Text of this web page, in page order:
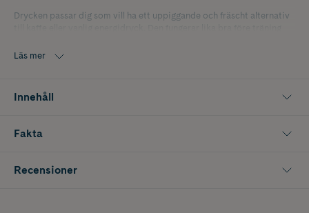
Drycken passar dig som vill ha ett uppiggande och fräscht alternativ
Läs mer
Innehåll
Fakta
Recensioner